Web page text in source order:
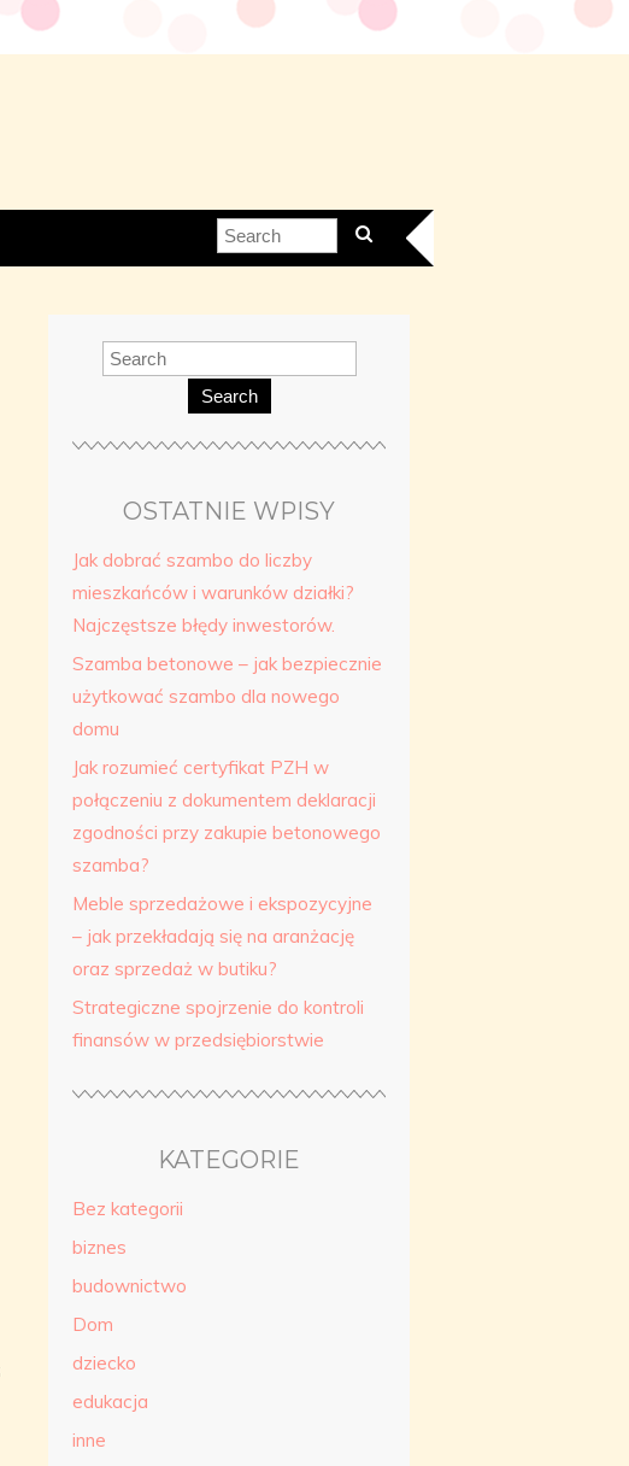
Search
OSTATNIE WPISY
Jak dobrać szambo do liczby
mieszkańców i warunków działki?
Najczęstsze błędy inwestorów.
Szamba betonowe – jak bezpiecznie
użytkować szambo dla nowego
domu
Jak rozumieć certyfikat PZH w
połączeniu z dokumentem deklaracji
zgodności przy zakupie betonowego
szamba?
Meble sprzedażowe i ekspozycyjne
– jak przekładają się na aranżację
oraz sprzedaż w butiku?
Strategiczne spojrzenie do kontroli
finansów w przedsiębiorstwie
KATEGORIE
Bez kategorii
biznes
budownictwo
Dom
dziecko
edukacja
inne